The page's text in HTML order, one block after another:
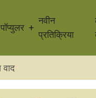
पॉप्युलर
नवीन
प्रतिक्रिया